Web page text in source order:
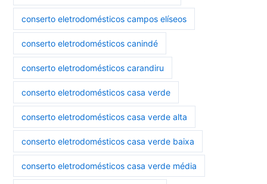
conserto eletrodomésticos campos elíseos
conserto eletrodomésticos canindé
conserto eletrodomésticos carandiru
conserto eletrodomésticos casa verde
conserto eletrodomésticos casa verde alta
conserto eletrodomésticos casa verde baixa
conserto eletrodomésticos casa verde média